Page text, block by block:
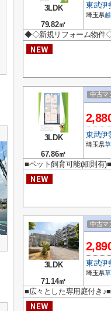
3LDK
79.82㎡
東武伊
埼玉県
◆◇新規リフォーム物件
3LDK
67.86㎡
中古マ
東武伊
埼玉県
■ペット飼育可能(細則有
3LDK
71.14㎡
中古マ
東武伊
埼玉県
■広々とした専用庭付き